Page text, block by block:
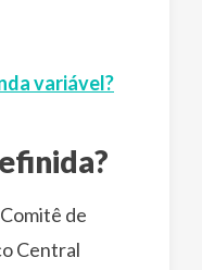
variável?
de
Central